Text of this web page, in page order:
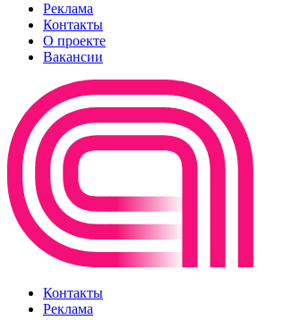
Реклама
Контакты
О проекте
Вакансии
Контакты
Реклама